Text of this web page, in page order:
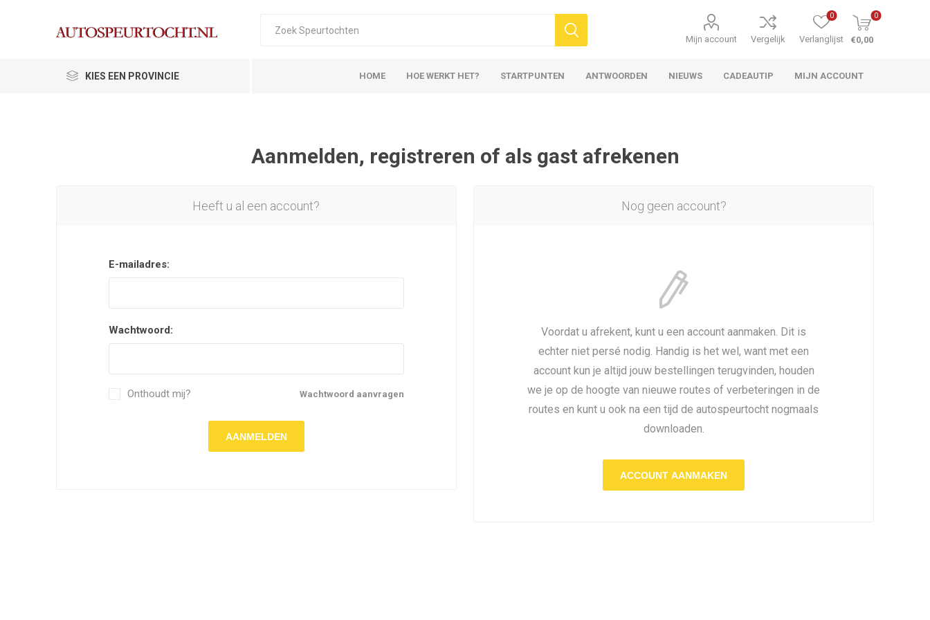
Mijn account Vergelijk Verlanglijst
0 0
€0,00
KIES EEN PROVINCIE HOME HOE WERKT HET? STARTPUNTEN ANTWOORDEN NIEUWS CADEAUTIP MIJN ACCOUNT
Aanmelden, registreren of als gast afrekenen
Nog geen account?
Voordat u afrekent, kunt u een account aanmaken. Dit is
echter niet persé nodig. Handig is het wel, want met een
account kun je altijd jouw bestellingen terugvinden, houden
we je op de hoogte van nieuwe routes of verbeteringen in de
routes en kunt u ook na een tijd de autospeurtocht nogmaals
downloaden.
ACCOUNT AANMAKEN
Heeft u al een account?
E-mailadres:
Wachtwoord:
Wachtwoord aanvragen
Onthoudt mij?
AANMELDEN